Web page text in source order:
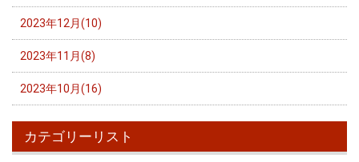
2023年12月(10)
2023年11月(8)
2023年10月(16)
カテゴリーリスト